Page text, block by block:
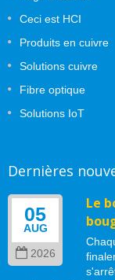
Ceci est HCI
Produits en cuivre
Solutions cuivre
Fibre optique
Solutions IoT
Dernières
05
AUG
2026
Le